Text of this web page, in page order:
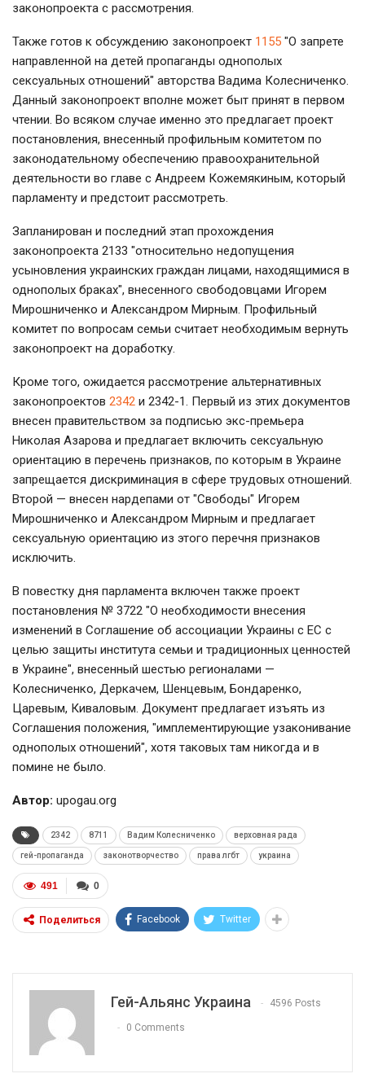
законопроекта с рассмотрения.
Также готов к обсуждению законопроект 1155 "О запрете
направленной на детей пропаганды однополых
сексуальных отношений" авторства Вадима Колесниченко.
Данный законопроект вполне может быт принят в первом
чтении. Во всяком случае именно это предлагает проект
постановления, внесенный профильным комитетом по
законодательному обеспечению правоохранительной
деятельности во главе с Андреем Кожемякиным, который
парламенту и предстоит рассмотреть.
Запланирован и последний этап прохождения
законопроекта 2133 "относительно недопущения
усыновления украинских граждан лицами, находящимися в
однополых браках", внесенного свободовцами Игорем
Мирошниченко и Александром Мирным. Профильный
комитет по вопросам семьи считает необходимым вернуть
законопроект на доработку.
Кроме того, ожидается рассмотрение альтернативных
законопроектов 2342 и 2342-1. Первый из этих документов
внесен правительством за подписью экс-премьера
Николая Азарова и предлагает включить сексуальную
ориентацию в перечень признаков, по которым в Украине
запрещается дискриминация в сфере трудовых отношений.
Второй — внесен нардепами от "Свободы" Игорем
Мирошниченко и Александром Мирным и предлагает
сексуальную ориентацию из этого перечня признаков
исключить.
В повестку дня парламента включен также проект
постановления № 3722 "О необходимости внесения
изменений в Соглашение об ассоциации Украины с ЕС с
целью защиты института семьи и традиционных ценностей
в Украине", внесенный шестью регионалами —
Колесниченко, Деркачем, Шенцевым, Бондаренко,
Царевым, Киваловым. Документ предлагает изъять из
Соглашения положения, "имплементирующие узаконивание
однополых отношений", хотя таковых там никогда и в
помине не было.
Автор: upogau.org
2342 8711 Вадим Колесниченко верховная рада
гей-пропаганда законотворчество права лгбт украина
0
491
Поделиться Facebook Twitter
Гей-Альянс Украина 4596 Posts
0 Comments